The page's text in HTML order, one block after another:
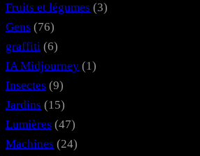
Fruits et légumes (3)
Gens (76)
graffiti (6)
IA Midjourney (1)
Insectes (9)
Jardins (15)
Lumières (47)
Machines (24)